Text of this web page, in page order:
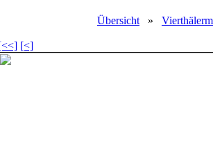
Übersicht »
[<]